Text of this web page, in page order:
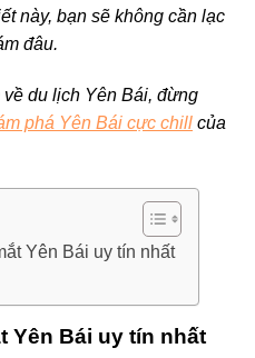
này, bạn sẽ không cần lạc
đâu.
du lịch Yên Bái, đừng
phá Yên Bái cực chill của
Yên Bái uy tín nhất
Yên Bái uy tín nhất